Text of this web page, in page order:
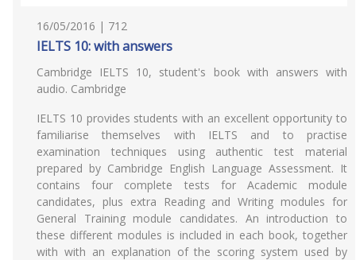
16/05/2016 | 712
IELTS 10: with answers
Cambridge IELTS 10, student's book with answers with
audio. Cambridge
IELTS 10 provides students with an excellent opportunity to
familiarise themselves with IELTS and to practise
examination techniques using authentic test material
prepared by Cambridge English Language Assessment. It
contains four complete tests for Academic module
candidates, plus extra Reading and Writing modules for
General Training module candidates. An introduction to
these different modules is included in each book, together
with with an explanation of the scoring system used by